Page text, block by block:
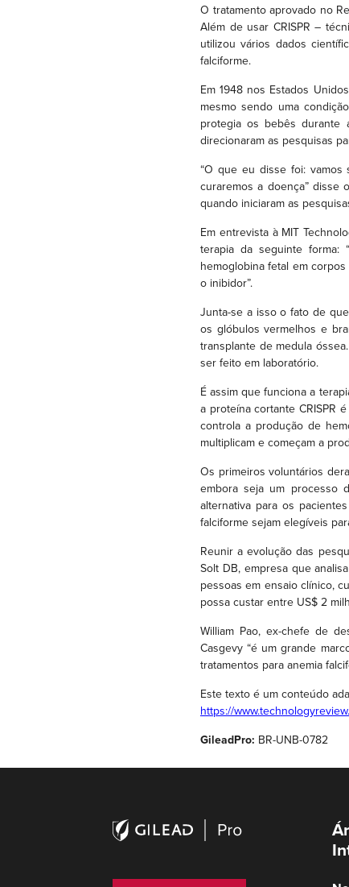
O tratamento aprovado no
Além de usar CRISPR –
utilizou vários dados
falciforme.
Em 1948 nos Estados
mesmo sendo uma
protegia os bebês durante
direcionaram as pesquisas
“O que eu disse foi: vamos
curaremos a doença”
quando iniciaram as
Em entrevista à MIT
terapia da seguinte
hemoglobina fetal em
o inibidor”.
Junta-se a isso o fato de
os glóbulos vermelhos e
transplante de medula
ser feito em laboratório.
É assim que funciona a
a proteína cortante CRISPR
controla a produção de
multiplicam e começam a
Os primeiros voluntários
embora seja um processo
alternativa para os
falciforme sejam elegíveis
Reunir a evolução das
Solt DB, empresa que
pessoas em ensaio clínico,
possa custar entre US$ 2
William Pao, ex-chefe de
Casgevy “é um grande
tratamentos para anemia
Este texto é um conteúdo
https://
GileadPro: BR-UNB-0782